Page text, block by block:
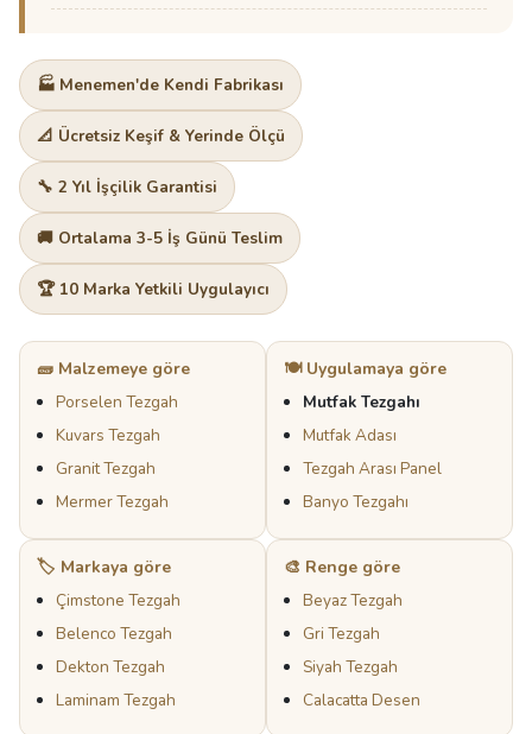
🏭 Menemen'de Kendi Fabrikası
📐 Ücretsiz Keşif & Yerinde Ölçü
🔧 2 Yıl İşçilik Garantisi
🚚 Ortalama 3-5 İş Günü Teslim
🏆 10 Marka Yetkili Uygulayıcı
🧱 Malzemeye göre
Porselen Tezgah
Kuvars Tezgah
Granit Tezgah
Mermer Tezgah
🍽️ Uygulamaya göre
Mutfak Tezgahı
Mutfak Adası
Tezgah Arası Panel
Banyo Tezgahı
🏷️ Markaya göre
Çimstone Tezgah
Belenco Tezgah
Dekton Tezgah
Laminam Tezgah
🎨 Renge göre
Beyaz Tezgah
Gri Tezgah
Siyah Tezgah
Calacatta Desen